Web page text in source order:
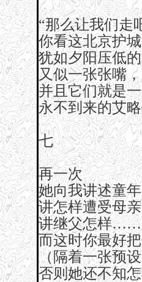
“那么让我们走
你看这北京护
犹如夕阳压低
又似一张张嘴
并且它们就是
永不到来的艾
七
再一次
她向我讲述童
讲怎样遭受母
讲继父怎样……
而这时你最好
（隔着一张预
否则她还不知